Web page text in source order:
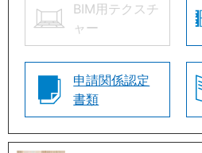
BIM用テクスチ
ャー
申請関係認定
書類